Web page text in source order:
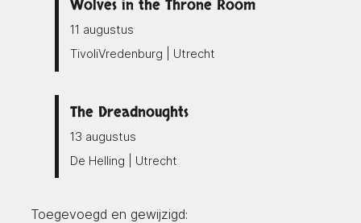
Wolves in the Throne Room
11 augustus
TivoliVredenburg | Utrecht
The Dreadnoughts
13 augustus
De Helling | Utrecht
Toegevoegd en gewijzigd: